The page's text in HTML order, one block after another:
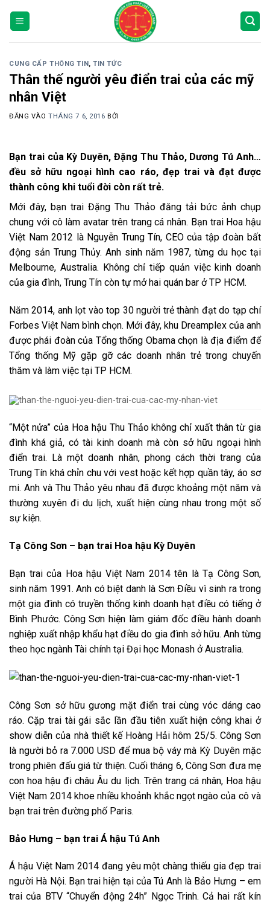
CUNG CẤP THÔNG TIN,TIN TỨC
Thân thế người yêu điển trai của các mỹ
nhân Việt
ĐĂNG VÀOTHÁNG 7 6, 2016 BỞI
Bạn trai của Kỳ Duyên, Đặng Thu Thảo, Dương Tú Anh…
đều sở hữu ngoại hình cao ráo, đẹp trai và đạt được
thành công khi tuổi đời còn rất trẻ.
Mới đây, bạn trai Đặng Thu Thảo đăng tải bức ảnh chụp
chung với cô làm avatar trên trang cá nhân. Bạn trai Hoa hậu
Việt Nam 2012 là Nguyễn Trung Tín, CEO của tập đoàn bất
động sản Trung Thủy. Anh sinh năm 1987, từng du học tại
Melbourne, Australia. Không chỉ tiếp quản việc kinh doanh
của gia đình, Trung Tín còn tự mở hai quán bar ở TP HCM.
Năm 2014, anh lọt vào top 30 người trẻ thành đạt do tạp chí
Forbes Việt Nam bình chọn. Mới đây, khu Dreamplex của anh
được phái đoàn của Tổng thống Obama chọn là địa điểm để
Tổng thống Mỹ gặp gỡ các doanh nhân trẻ trong chuyến
thăm và làm việc tại TP HCM.
“Một nửa” của Hoa hậu Thu Thảo không chỉ xuất thân từ gia
đình khá giả, có tài kinh doanh mà còn sở hữu ngoại hình
điển trai. Là một doanh nhân, phong cách thời trang của
Trung Tín khá chỉn chu với vest hoặc kết hợp quần tây, áo sơ
mi. Anh và Thu Thảo yêu nhau đã được khoảng một năm và
thường xuyên đi du lịch, xuất hiện cùng nhau trong một số
sự kiện.
Tạ Công Sơn – bạn trai Hoa hậu Kỳ Duyên
Bạn trai của Hoa hậu Việt Nam 2014 tên là Tạ Công Sơn,
sinh năm 1991. Anh có biệt danh là Sơn Điều vì sinh ra trong
một gia đình có truyền thống kinh doanh hạt điều có tiếng ở
Bình Phước. Công Sơn hiện làm giám đốc điều hành doanh
nghiệp xuất nhập khẩu hạt điều do gia đình sở hữu. Anh từng
theo học ngành Tài chính tại Đại học Monash ở Australia.
Công Sơn sở hữu gương mặt điển trai cùng vóc dáng cao
ráo. Cặp trai tài gái sắc lần đầu tiên xuất hiện công khai ở
show diễn của nhà thiết kế Hoàng Hải hôm 25/5. Công Sơn
là người bỏ ra 7.000 USD để mua bộ váy mà Kỳ Duyên mặc
trong phiên đấu giá từ thiện. Cuối tháng 6, Công Sơn đưa mẹ
con hoa hậu đi châu Âu du lịch. Trên trang cá nhân, Hoa hậu
Việt Nam 2014 khoe nhiều khoảnh khắc ngọt ngào của cô và
bạn trai trên đường phố Paris.
Bảo Hưng – bạn trai Á hậu Tú Anh
Á hậu Việt Nam 2014 đang yêu một chàng thiếu gia đẹp trai
người Hà Nội. Bạn trai hiện tại của Tú Anh là Bảo Hưng – em
trai của BTV “Chuyển động 24h” Ngọc Trinh. Cả hai rất kín